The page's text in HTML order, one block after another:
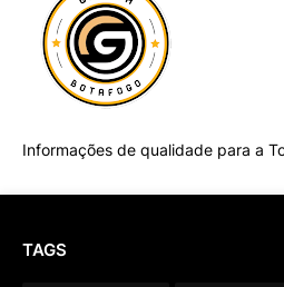
Informações de qualidade para a
TAGS